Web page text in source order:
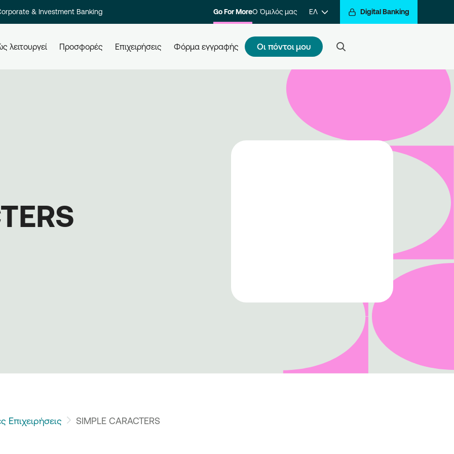
& Investment Banking Go For MoreΟ Όμιλός μας ΕΛ Digital Banking
λειτουργεί
Πώς κάνω εγγραφή
Ελάτε ένα βήμα πιο κοντά στην
επιβράβευση των συναλλαγών σας.
Εγγραφείτε στο πρόγραμμα και να
επιβράβευσης του Go For More.
Προσφορές Επιχειρήσεις Φόρμα εγγραφής Οι πόντοι μου
Επιχειρήσεις SIMPLE CARACTERS